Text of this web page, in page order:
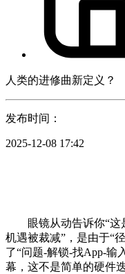
人类的进修曲新定义？
发布时间：
2025-12-08 17:42
眼镜从动告诉你“这
机遇被裁减”，是由于“
了“问题-解锁-找App-输
幕，这不是简单的硬件